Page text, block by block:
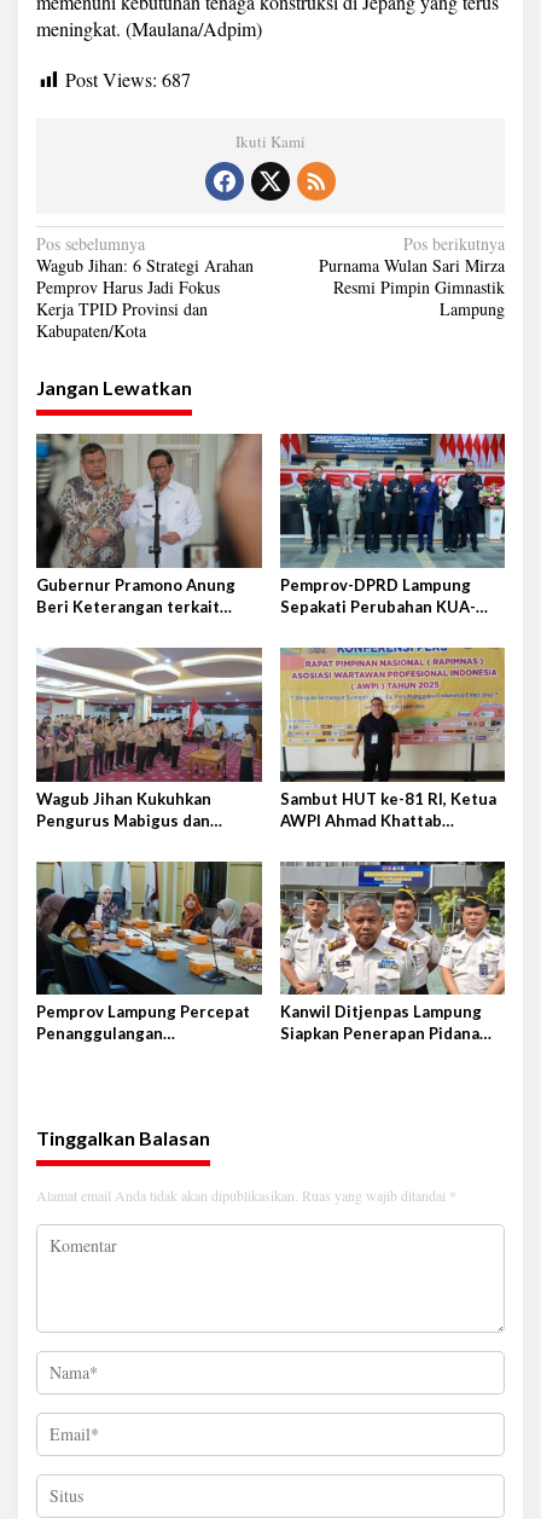
meningkat. (Maulana/Adpim)
Post Views: 687
Ikuti Kami
N
a
v
g
a
s
i
p
o
s
Pos sebelumnya
Wagub Jihan: 6 Strategi Arahan
Pemprov Harus Jadi Fokus
Kerja TPID Provinsi dan
Kabupaten/Kota
Pos berikutnya
Purnama Wulan Sari Mirza
Resmi Pimpin Gimnastik
Lampung
Jangan Lewatkan
Gubernur Pramono Anung
Beri Keterangan terkait
Gedung Bapenda DKI Jakarta
Pemprov-DPRD Lampung
Sepakati Perubahan KUA-
Wagub Jihan Kukuhkan
Pengurus Mabigus dan
Intan
Sambut HUT ke-81 RI, Ketua
AWPI Ahmad Khattab
Penguatan Tupoksi Pers
Pemprov Lampung Percepat
Penanggulangan
Kanwil Ditjenpas Lampung
Siapkan Penerapan Pidana
Tinggalkan Balasan
Alamat email Anda tidak akan dipublikasikan. Ruas yang wajib ditandai *